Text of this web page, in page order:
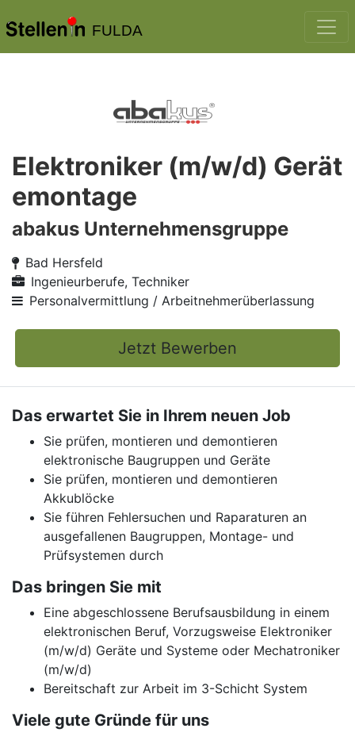
FULDA
Elektroniker (m/w/d) Gerät
emontage
abakus Unternehmensgruppe
Bad Hersfeld
Ingenieurberufe, Techniker
Personalvermittlung / Arbeitnehmerüberlassung
Jetzt Bewerben
Das erwartet Sie in Ihrem neuen Job
Sie prüfen, montieren und demontieren
elektronische Baugruppen und Geräte
Sie prüfen, montieren und demontieren
Akkublöcke
Sie führen Fehlersuchen und Raparaturen an
ausgefallenen Baugruppen, Montage- und
Prüfsystemen durch
Das bringen Sie mit
Eine abgeschlossene Berufsausbildung in einem
elektronischen Beruf, Vorzugsweise Elektroniker
(m/w/d) Geräte und Systeme oder Mechatroniker
(m/w/d)
Bereitschaft zur Arbeit im 3-Schicht System
Viele gute Gründe für uns